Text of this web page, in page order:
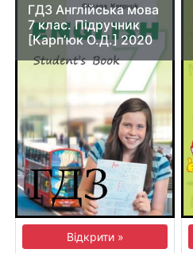
ГДЗ Англійська мова
7 клас. Підручник
[Карп’юк О.Д.] 2020
Відкрити »